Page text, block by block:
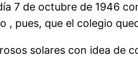
7 de octubre de 1946
, pues, que el colegio
solares con idea de